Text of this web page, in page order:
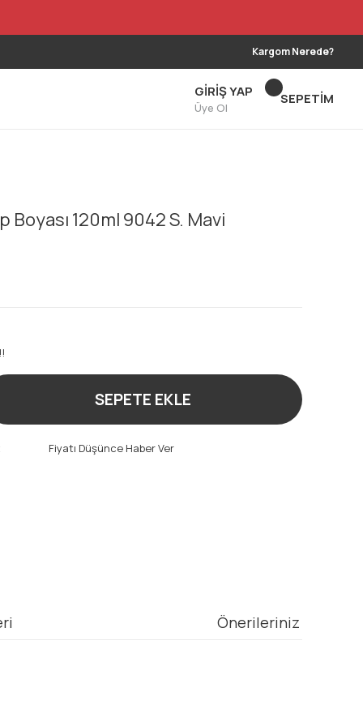
Kargom Nerede?
GİRİŞ YAP
Üye Ol
SEPETİM
120ml 9042 S. Mavi
SEPETE EKLE
Fiyatı Düşünce Haber Ver
Önerileriniz